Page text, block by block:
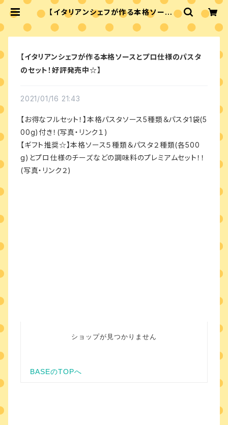
【イタリアンシェフが作る本格ソースと
プロ仕様のパスタのセット！好評発売
中☆】 | Tasty Home
【イタリアンシェフが作る本格ソースとプロ仕様のパスタ
のセット！好評発売中☆】
2021/01/16 21:43
【お得なフルセット！】本格パスタソース5種類＆パスタ1袋(5
00g)付き！(写真・リンク１)
【ギフト推奨☆】本格ソース５種類＆パスタ２種類(各500
g)とプロ仕様のチーズなどの調味料のプレミアムセット！！
(写真・リンク２)